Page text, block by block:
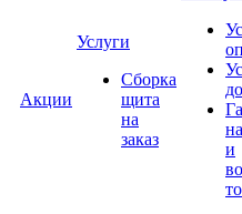
Акции
Услуги
Сборка
щита
на
заказ
и